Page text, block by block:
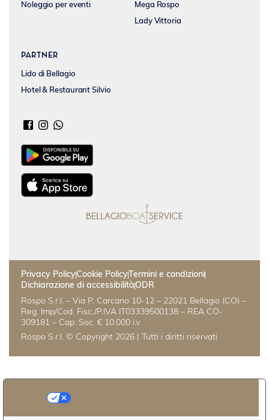
Noleggio per eventi Mega Rospo
Lady Vittoria
Partner
Lido di Bellagio
Hotel & Restaurant Silvio
Rospo S.r.l. – Via P. Carcano 10-12 – 22021 Bellagio (CO) –
Reg. Imp/Cod. Fisc./P.IVA IT03339500138 – REA CO-
309181 – Cap. Soc. € 10.000 i.v.
Rospo S.r.l. © Copyright 2026 | Tutti i diritti riservati
Privacy PolicyCookie Policy Termini e condizioni
Dichiarazione di accessibilità ODR